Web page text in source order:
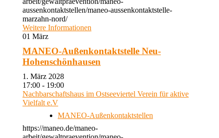
aussenkontaktstellen/maneo-aussenkontaktstelle-
marzahn-nord/
Weitere Informationen
01 März
MANEO-Außenkontaktstelle Neu-
Hohenschönhausen
1. März 2028
17:00 - 19:00
Nachbarschaftshaus im Ostseeviertel Verein für aktive
Vielfalt e.V
MANEO-Außenkontaktstellen
https://maneo.de/maneo-